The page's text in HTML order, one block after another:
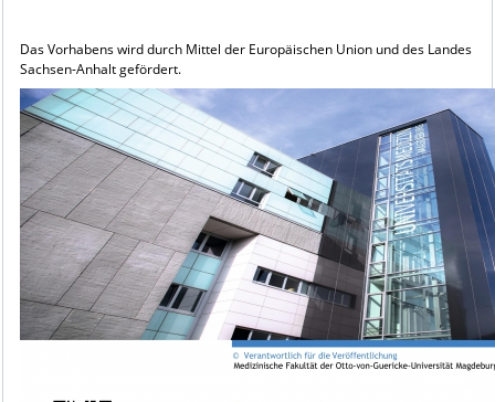
Das Vorhabens wird durch Mittel der Europäischen Union und des Landes
Sachsen-Anhalt gefördert.